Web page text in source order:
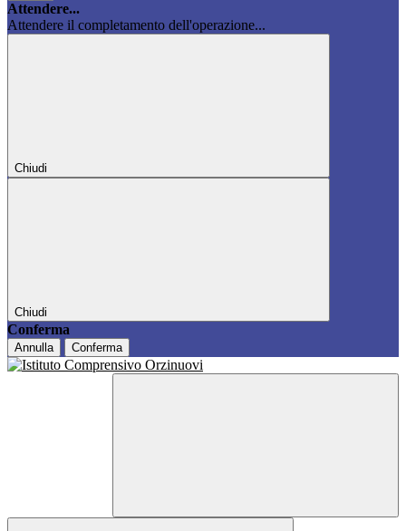
Attendere...
Attendere il completamento dell'operazione...
Chiudi
Chiudi
Conferma
Annulla Conferma